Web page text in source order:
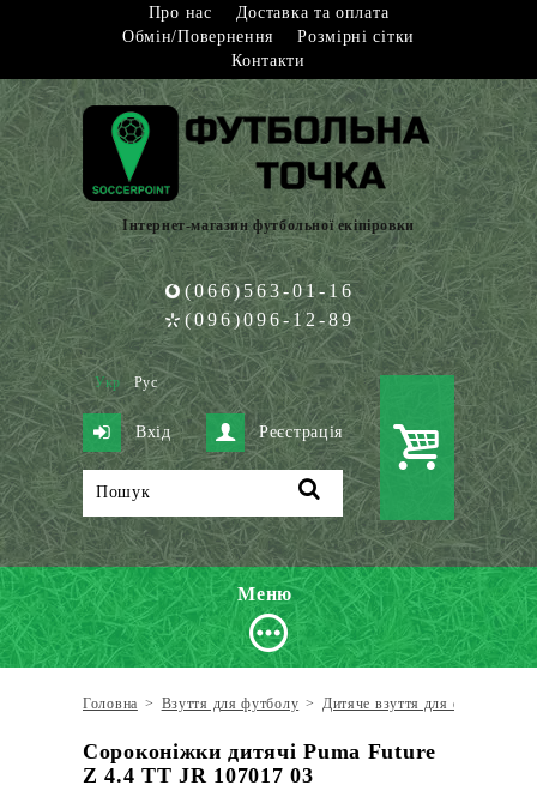
Про нас
Доставка та оплата
Обмін/Повернення
Розмірні сітки
Контакти
Інтернет-магазин футбольної екіпіровки
(066)563-01-16
(096)096-12-89
Укр Рус
Вхід Реєстрація
Меню
Головна > Взуття для футболу > Дитяче взуття для футболу
Сороконіжки дитячі Puma Future
Z 4.4 TT JR 107017 03